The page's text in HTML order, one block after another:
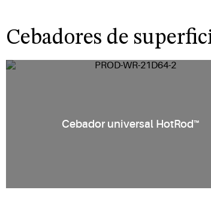
Cebadores de
Cebador universal HotRod™